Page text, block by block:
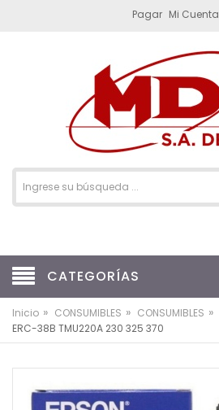
Pagar Mi Cuenta
CATEGORÍAS
Inicio » CONSUMIBLES » CONSUMIBLES »
ERC-38B TMU220A 230 325 370